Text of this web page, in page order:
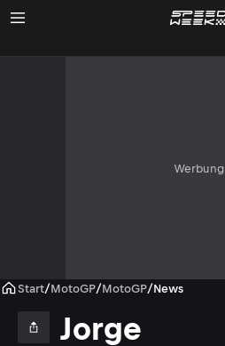
Werbung
Start/MotoGP/MotoGP/News
Jorge